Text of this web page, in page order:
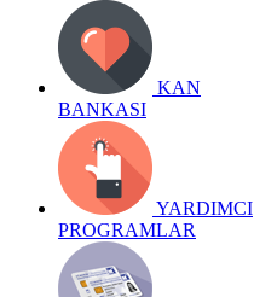
KAN
BANKASI
YARDIMCI
PROGRAMLAR